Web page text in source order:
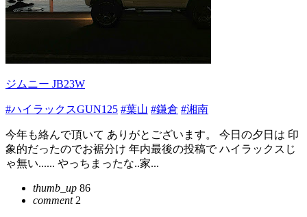
ジムニー JB23W
#ハイラックスGUN125 #葉山 #鎌倉 #湘南
今年も絡んで頂いて ありがとございます。 今日の夕日は 印
象的だったのでお裾分け 年内最後の投稿で ハイラックスじ
ゃ無い...... やっちまったな..家...
thumb_up 86
comment2